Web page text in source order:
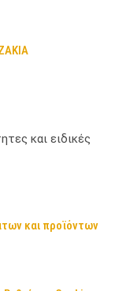
και ειδικές
και προϊόντων